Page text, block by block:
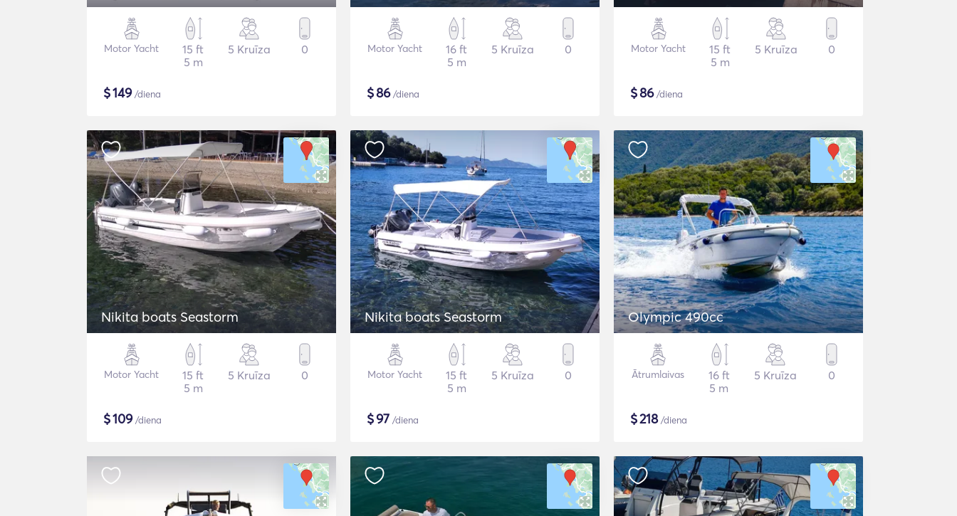
Motor Yacht
15 ft
5 m
5 Kruīza 0
$149/diena
Motor Yacht
16 ft
5 m
5 Kruīza 0
$86/diena
Motor Yacht
15 ft
5 m
5 Kruīza 0
$86/diena
Nikita boats Seastorm
Motor Yacht
15 ft
5 m
5 Kruīza 0
$109/diena
Nikita boats Seastorm
Motor Yacht
15 ft
5 m
5 Kruīza 0
$97 /diena
Olympic 490cc
Ātrumlaivas
16 ft
5 m
5 Kruīza 0
$218/diena